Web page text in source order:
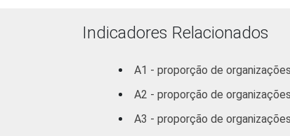
Indicadores Relacionados
A1 - proporção de
A2 - proporção de
A3 - proporção de